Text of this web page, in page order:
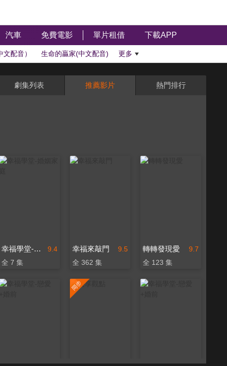
汽車 免費電影 單片租借 下載APP
配音） 生命的贏家(中文配音) 更多
劇集列表 推薦影片 熱門排行
9.4
幸福學堂-婚姻家庭
全 7 集
9.5
幸福來敲門
全 362 集
9.7
轉轉發現愛
全 123 集